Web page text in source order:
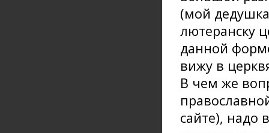
(мой
лютеранску
данной
вижу в
В чем же
сайте), надо